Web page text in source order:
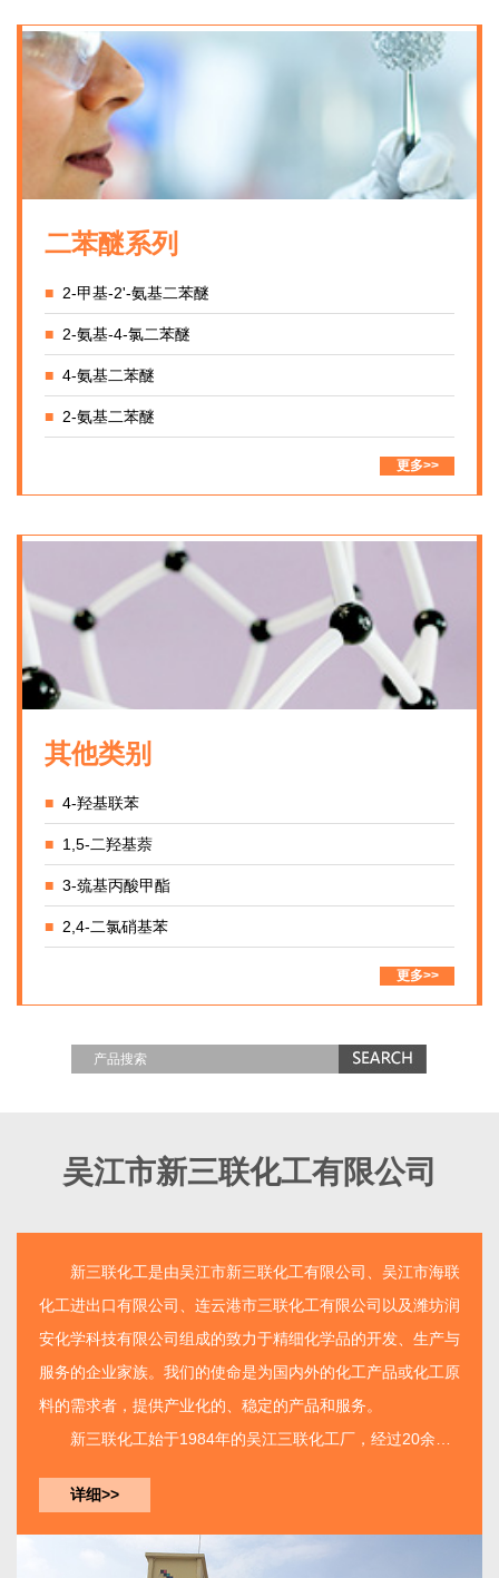
二苯醚系列
■ 2-甲基-2'-氨基二苯醚
■ 2-氨基-4-氯二苯醚
■4-氨基二苯醚
■ 2-氨基二苯醚
更多>>
其他类别
■4-羟基联苯
■ 1,5-二羟基萘
■3-巯基丙酸甲酯
■ 2,4-二氯硝基苯
更多>>
吴江市新三联化工有限公司
新三联化工是由吴江市新三联化工有限公司
、吴江市海联
化工进出口有限公司、连云港市三联化工有限公司以及潍坊润
安化学科技有限公司组成的致力于精细化学品的开发、生产与
服务的企业家族。我们的使命是为国内外的化工产品或化工原
料的需求者，提供产业化的、稳定的产品和服务。
新三联化工始于1984年的吴江三联化工厂，经过20余年
基地集开发、生产、服务...
详细>>